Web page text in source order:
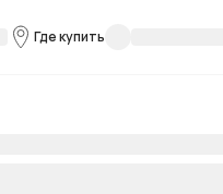
Где купить